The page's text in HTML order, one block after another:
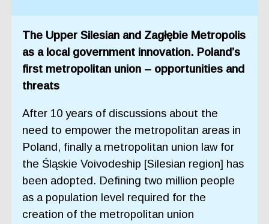
The Upper Silesian and Zagłębie Metropolis
as a local government innovation. Poland’s
first metropolitan union – opportunities and
threats
After 10 years of discussions about the
need to empower the metropolitan areas in
Poland, finally a metropolitan union law for
the Śląskie Voivodeship [Silesian region] has
been adopted. Defining two million people
as a population level required for the
creation of the metropolitan union